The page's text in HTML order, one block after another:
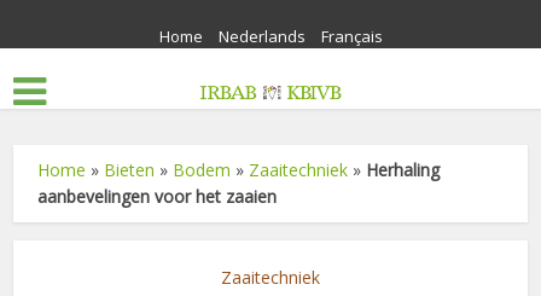
Home Nederlands Français
Home » Bieten » Bodem » Zaaitechniek » Herhaling
aanbevelingen voor het zaaien
Zaaitechniek